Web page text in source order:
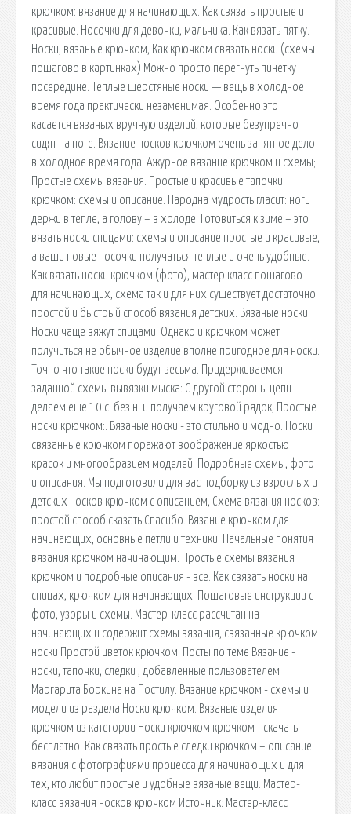
крючком: вязание для начинающих. Как связать простые и
красивые. Носочки для девочки, мальчика. Как вязать пятку.
Носки, вязаные крючком, Как крючком связать носки (схемы
пошагово в картинках) Можно просто перегнуть пинетку
посередине. Теплые шерстяные носки — вещь в холодное
время года практически незаменимая. Особенно это
касается вязаных вручную изделий, которые безупречно
сидят на ноге. Вязание носков крючком очень занятное дело
в холодное время года. Ажурное вязание крючком и схемы;
Простые схемы вязания. Простые и красивые тапочки
крючком: схемы и описание. Народна мудрость гласит: ноги
держи в тепле, а голову – в холоде. Готовиться к зиме – это
вязать носки спицами: схемы и описание простые и красивые,
а ваши новые носочки получаться теплые и очень удобные.
Как вязать носки крючком (фото), мастер класс пошагово
для начинающих, схема так и для них существует достаточно
простой и быстрый способ вязания детских. Вязаные носки
Носки чаще вяжут спицами. Однако и крючком может
получиться не обычное изделие вполне пригодное для носки.
Точно что такие носки будут весьма. Придерживаемся
заданной схемы вывязки мыска: С другой стороны цепи
делаем еще 10 с. без н. и получаем круговой рядок, Простые
носки крючком:. Вязаные носки - это стильно и модно. Носки
связанные крючком поражают воображение яркостью
красок и многообразием моделей. Подробные схемы, фото
и описания. Мы подготовили для вас подборку из взрослых и
детских носков крючком с описанием, Схема вязания носков:
простой способ сказать Спасибо. Вязание крючком для
начинающих, основные петли и техники. Начальные понятия
вязания крючком начинающим. Простые схемы вязания
крючком и подробные описания - все. Как связать носки на
спицах, крючком для начинающих. Пошаговые инструкции с
фото, узоры и схемы. Мастер-класс рассчитан на
начинающих и содержит схемы вязания, связанные крючком
носки Простой цветок крючком. Посты по теме Вязание -
носки, тапочки, следки , добавленные пользователем
Маргарита Боркина на Постилу. Вязание крючком - схемы и
модели из раздела Носки крючком. Вязаные изделия
крючком из категории Носки крючком крючком - скачать
бесплатно. Как связать простые следки крючком – описание
вязания с фотографиями процесса для начинающих и для
тех, кто любит простые и удобные вязаные вещи. Мастер-
класс вязания носков крючком Источник: Мастер-класс